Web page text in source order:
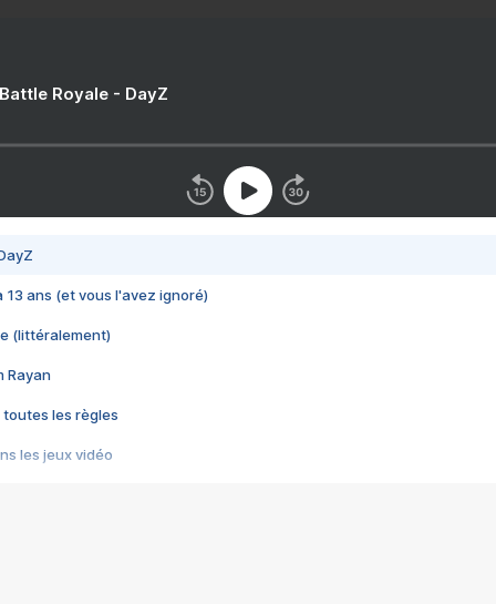
Royale - DayZ
13 ans (et vous l'avez ignoré)
(littéralement)
Rayan
toutes les règles
les jeux vidéo